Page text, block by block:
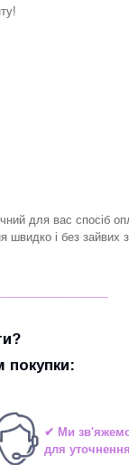
для вас спосіб
швидко і без зайвих
покупки:
✔ Ми
для